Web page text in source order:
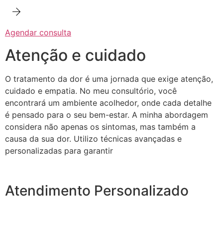
Agendar consulta
Atenção e cuidado
O tratamento da dor é uma jornada que exige atenção,
cuidado e empatia. No meu consultório, você
encontrará um ambiente acolhedor, onde cada detalhe
é pensado para o seu bem-estar. A minha abordagem
considera não apenas os sintomas, mas também a
causa da sua dor. Utilizo técnicas avançadas e
personalizadas para garantir
Atendimento Personalizado